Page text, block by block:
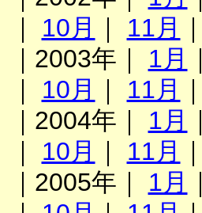
10月 11月
｜2003年｜ 1月
10月 11月
｜2004年｜ 1月
10月 11月
｜2005年｜ 1月